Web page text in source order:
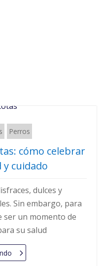
Perros
cómo celebrar
y cuidado
dulces y
Sin embargo, para
ser un momento de
su salud